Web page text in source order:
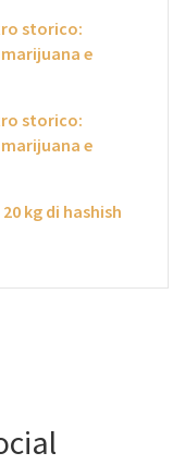
storico:
e
storico:
e
kg di hashish